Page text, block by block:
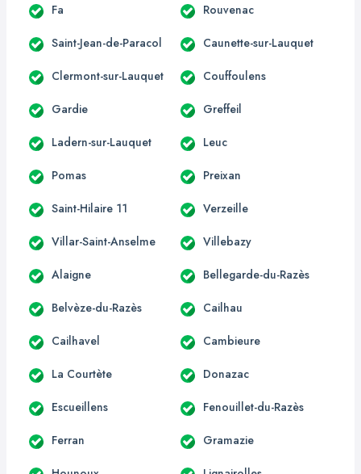
Fa Rouvenac
Saint-Jean-de-Paracol Caunette-sur-Lauquet
Clermont-sur-Lauquet Couffoulens
Gardie Greffeil
Ladern-sur-Lauquet Leuc
Pomas Preixan
Saint-Hilaire 11 Verzeille
Villar-Saint-Anselme Villebazy
Alaigne Bellegarde-du-Razès
Belvèze-du-Razès Cailhau
Cailhavel Cambieure
La Courtète Donazac
Escueillens Fenouillet-du-Razès
Ferran Gramazie